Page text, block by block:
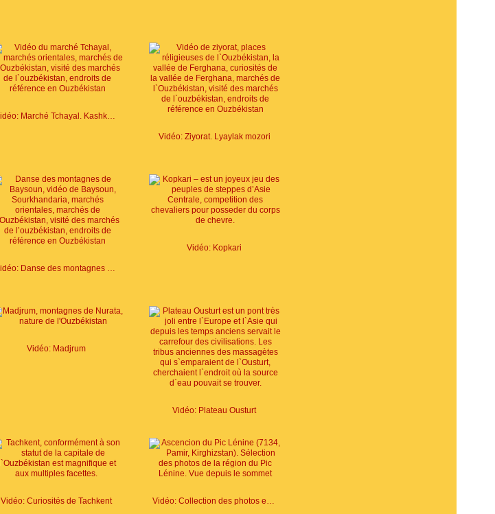
Vidéo: Marché Tchayal. Kashkadaria
Vidéo: Ziyorat. Lyaylak mozori
Vidéo: Danse des montagnes de Baysoun
Vidéo: Kopkari
Vidéo: Madjrum
Vidéo: Plateau Ousturt
Vidéo: Curiosités de Tachkent Vidéo: Collection des photos exceptionnelles des alentours du pic de Lénine